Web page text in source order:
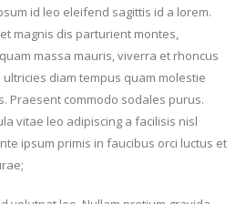
id leo eleifend sagittis id a lorem.
magnis dis parturient montes,
massa mauris, viverra et rhoncus
diam tempus quam molestie
Praesent commodo sodales purus.
vitae leo adipiscing a facilisis nisl
ipsum primis in faucibus orci luctus et